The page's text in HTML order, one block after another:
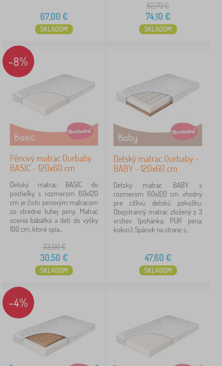
Typ ponuky
✓ Lacné matrace
17
Zľavy
Zrušiť FILTROVANIE
67,00 €
SKLADOM
82,70€
74,10 €
SKLADOM
-8%
Pěnový matrac Ourbaby
BASIC - 120x60 cm
Detský matrac BASIC do
postieľky s rozmerom 60x120
cm je čisto penovým matracom
zo stredne tuhej peny. Matrac
ocenia bábätká a deti do výšky
100 cm, ktoré spia...
33,00€
30,50 €
SKLADOM
Detský matrac Ourbaby -
BABY - 120x60 cm
Detský matrac BABY s
rozmerom 60x120 cm vhodný
pre citlivú detskú pokožku.
Obojstranný matrac zložený z 3
vrstiev (pohánka, PUR pena,
kokos). Spánok na strane s...
47,60 €
SKLADOM
-4%